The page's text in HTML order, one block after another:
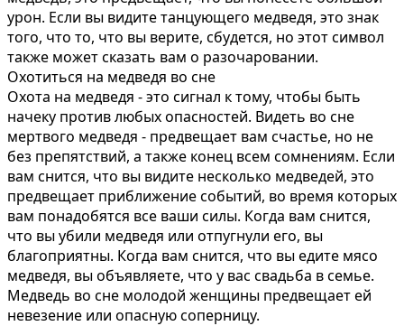
урон. Если вы видите танцующего медведя, это знак
того, что то, что вы верите, сбудется, но этот символ
также может сказать вам о разочаровании.
Охотиться на медведя во сне
Охота на медведя - это сигнал к тому, чтобы быть
начеку против любых опасностей. Видеть во сне
мертвого медведя - предвещает вам счастье, но не
без препятствий, а также конец всем сомнениям. Если
вам снится, что вы видите несколько медведей, это
предвещает приближение событий, во время которых
вам понадобятся все ваши силы. Когда вам снится,
что вы убили медведя или отпугнули его, вы
благоприятны. Когда вам снится, что вы едите мясо
медведя, вы объявляете, что у вас свадьба в семье.
Медведь во сне молодой женщины предвещает ей
невезение или опасную соперницу.